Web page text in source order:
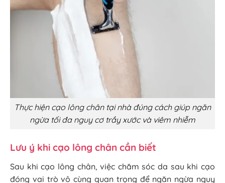
Thực hiện cạo lông chân tại nhà đúng cách giúp ngăn
ngừa tối đa nguy cơ trầy xước và viêm nhiễm
Lưu ý khi cạo lông chân cần biết
Sau khi cạo lông chân, việc chăm sóc da sau khi cạo
đóng vai trò vô cùng quan trọng để ngăn ngừa nguy